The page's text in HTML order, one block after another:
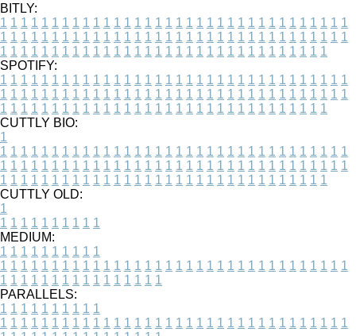
BITLY:
1 1 1 1 1 1 1 1 1 1 1 1 1 1 1 1 1 1 1 1 1 1 1 1 1 1 1 1 1 1 1 1 1 1
1 1 1 1 1 1 1 1 1 1 1 1 1 1 1 1 1 1 1 1 1 1 1 1 1 1 1 1 1 1 1 1 1 1
1 1 1 1 1 1 1 1 1 1 1 1 1 1 1 1 1 1 1 1 1 1 1 1 1 1 1 1 1 1 1 1
SPOTIFY:
1 1 1 1 1 1 1 1 1 1 1 1 1 1 1 1 1 1 1 1 1 1 1 1 1 1 1 1 1 1 1 1 1 1
1 1 1 1 1 1 1 1 1 1 1 1 1 1 1 1 1 1 1 1 1 1 1 1 1 1 1 1 1 1 1 1 1 1
1 1 1 1 1 1 1 1 1 1 1 1 1 1 1 1 1 1 1 1 1 1 1 1 1 1 1 1 1 1 1 1
CUTTLY BIO:
1
1 1 1 1 1 1 1 1 1 1 1 1 1 1 1 1 1 1 1 1 1 1 1 1 1 1 1 1 1 1 1 1 1 1
1 1 1 1 1 1 1 1 1 1 1 1 1 1 1 1 1 1 1 1 1 1 1 1 1 1 1 1 1 1 1 1 1 1
1 1 1 1 1 1 1 1 1 1 1 1 1 1 1 1 1 1 1 1 1 1 1 1 1 1 1 1 1 1 1 1
CUTTLY OLD:
1
1 1 1 1 1 1 1 1 1 1
MEDIUM:
1 1 1 1 1 1 1 1 1 1
1 1 1 1 1 1 1 1 1 1 1 1 1 1 1 1 1 1 1 1 1 1 1 1 1 1 1 1 1 1 1 1 1 1
1 1 1 1 1 1 1 1 1 1 1 1 1 1 1 1
PARALLELS:
1 1 1 1 1 1 1 1 1 1
1 1 1 1 1 1 1 1 1 1 1 1 1 1 1 1 1 1 1 1 1 1 1 1 1 1 1 1 1 1 1 1 1 1